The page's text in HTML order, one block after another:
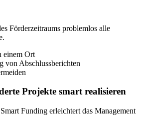
Förderzeitraums problemlos alle
einem Ort
von Abschlussberichten
Projekte smart realisieren
Funding erleichtert das Management